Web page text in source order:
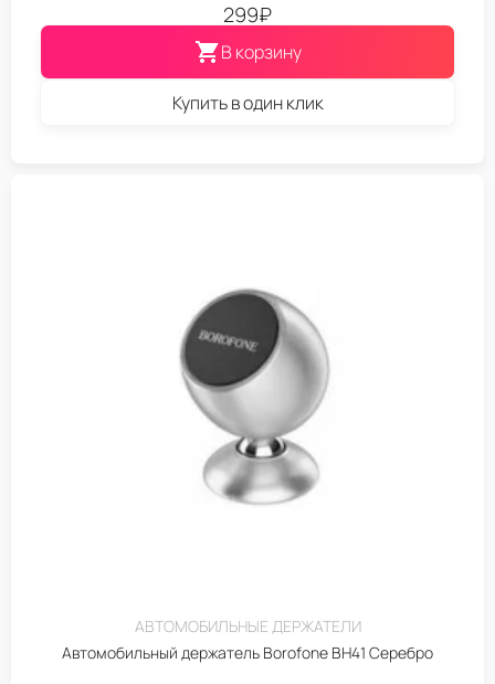
299₽
В корзину
Купить в один клик
АВТОМОБИЛЬНЫЕ ДЕРЖАТЕЛИ
Автомобильный держатель Borofone BH41 Серебро